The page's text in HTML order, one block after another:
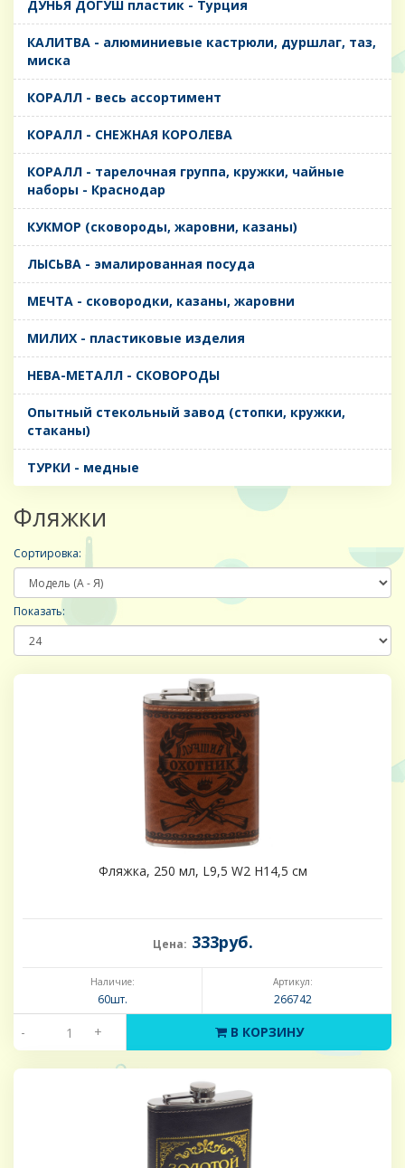
ДУНЬЯ ДОГУШ пластик - Турция
КАЛИТВА - алюминиевые кастрюли, дуршлаг, таз,
миска
КОРАЛЛ - весь ассортимент
КОРАЛЛ - СНЕЖНАЯ КОРОЛЕВА
КОРАЛЛ - тарелочная группа, кружки, чайные
наборы - Краснодар
КУКМОР (сковороды, жаровни, казаны)
ЛЫСЬВА - эмалированная посуда
МЕЧТА - сковородки, казаны, жаровни
МИЛИХ - пластиковые изделия
НЕВА-МЕТАЛЛ - СКОВОРОДЫ
Опытный стекольный завод (стопки, кружки,
стаканы)
ТУРКИ - медные
Фляжки
Сортировка:
Показать:
Фляжка, 250 мл, L9,5 W2 H14,5 см
Цена: 333руб.
Наличие:
60шт.
Артикул:
266742
- + В КОРЗИНУ